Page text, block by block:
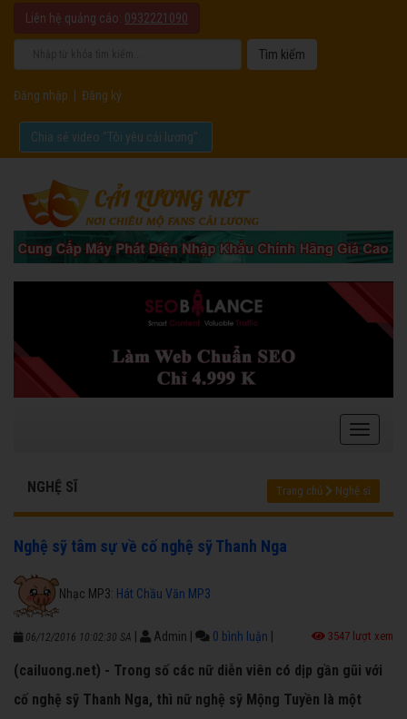
Liên hệ quảng cáo: 0932221090
Đăng nhập Đăng ký
Chia sẻ video "Tôi yêu cải lương".
NGHỆ SĨ Trang chủ Nghệ sĩ
Nghệ sỹ tâm sự về cố nghệ sỹ Thanh Nga
Nhạc MP3: Hát Chầu Văn MP3
06/12/2016 10:02:30 SA Admin 0 bình luận 3547 lượt xem
(cailuong.net) - Trong số các nữ diễn viên có dịp gần gũi với
cố nghệ sỹ Thanh Nga, thì nữ nghệ sỹ Mộng Tuyền là một